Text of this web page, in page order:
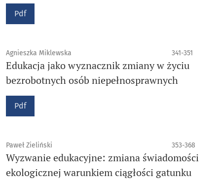
Pdf
Agnieszka Miklewska 341-351
Edukacja jako wyznacznik zmiany w życiu
bezrobotnych osób niepełnosprawnych
Pdf
Paweł Zieliński 353-368
Wyzwanie edukacyjne: zmiana świadomości
ekologicznej warunkiem ciągłości gatunku